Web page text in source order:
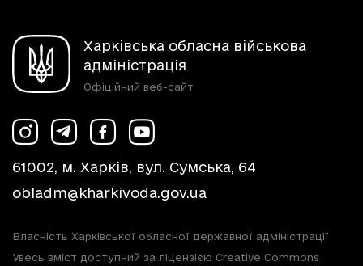
Харківська обласна військова
адміністрація
Офіційний веб-сайт
61002, м. Харків, вул. Сумська, 64
obladm@kharkivoda.gov.ua
Власність Харківської обласної державної адміністрації
Увесь вміст доступний за ліцензією Creative Commons